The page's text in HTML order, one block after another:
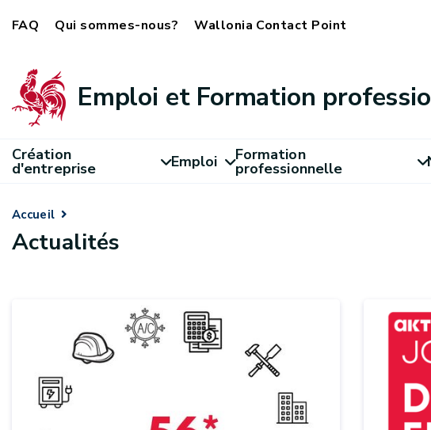
FAQ Qui sommes-nous? Wallonia Contact Point
Emploi et Formation
Création
d'entreprise Emploi Formation
professionnelle
Accueil
Actualités